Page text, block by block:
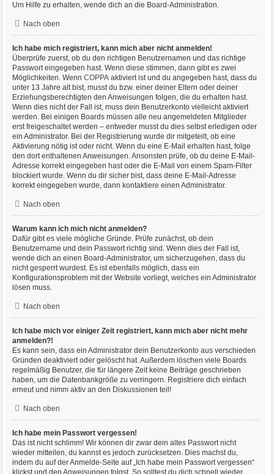
Um Hilfe zu erhalten, wende dich an die Board-Administration.
Nach oben
Ich habe mich registriert, kann mich aber nicht anmelden!
Überprüfe zuerst, ob du den richtigen Benutzernamen und das richtige
Passwort eingegeben hast. Wenn diese stimmen, dann gibt es zwei
Möglichkeiten. Wenn COPPA aktiviert ist und du angegeben hast, dass du
unter 13 Jahre alt bist, musst du bzw. einer deiner Eltern oder deiner
Erziehungsberechtigten den Anweisungen folgen, die du erhalten hast.
Wenn dies nicht der Fall ist, muss dein Benutzerkonto vielleicht aktiviert
werden. Bei einigen Boards müssen alle neu angemeldeten Mitglieder
erst freigeschaltet werden – entweder musst du dies selbst erledigen oder
ein Administrator. Bei der Registrierung wurde dir mitgeteilt, ob eine
Aktivierung nötig ist oder nicht. Wenn du eine E-Mail erhalten hast, folge
den dort enthaltenen Anweisungen. Ansonsten prüfe, ob du deine E-Mail-
Adresse korrekt eingegeben hast oder die E-Mail von einem Spam-Filter
blockiert wurde. Wenn du dir sicher bist, dass deine E-Mail-Adresse
korrekt eingegeben wurde, dann kontaktiere einen Administrator.
Nach oben
Warum kann ich mich nicht anmelden?
Dafür gibt es viele mögliche Gründe. Prüfe zunächst, ob dein
Benutzername und dein Passwort richtig sind. Wenn dies der Fall ist,
wende dich an einen Board-Administrator, um sicherzugehen, dass du
nicht gesperrt wurdest. Es ist ebenfalls möglich, dass ein
Konfigurationsproblem mit der Website vorliegt, welches ein Administrator
lösen muss.
Nach oben
Ich habe mich vor einiger Zeit registriert, kann mich aber nicht mehr
anmelden?!
Es kann sein, dass ein Administrator dein Benutzerkonto aus verschieden
Gründen deaktiviert oder gelöscht hat. Außerdem löschen viele Boards
regelmäßig Benutzer, die für längere Zeit keine Beiträge geschrieben
haben, um die Datenbankgröße zu verringern. Registriere dich einfach
erneut und nimm aktiv an den Diskussionen teil!
Nach oben
Ich habe mein Passwort vergessen!
Das ist nicht schlimm! Wir können dir zwar dein altes Passwort nicht
wieder mitteilen, du kannst es jedoch zurücksetzen. Dies machst du,
indem du auf der Anmelde-Seite auf „Ich habe mein Passwort vergessen“
klickst und den Anweisungen folgst. So solltest du dich schnell wieder